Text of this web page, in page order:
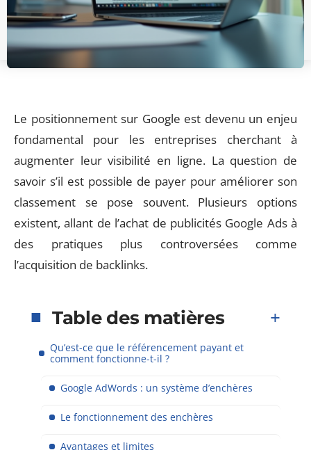
Le positionnement sur Google est devenu un enjeu
fondamental pour les entreprises cherchant à
augmenter leur visibilité en ligne. La question de
savoir s’il est possible de payer pour améliorer son
classement se pose souvent. Plusieurs options
existent, allant de l’achat de publicités Google Ads à
des pratiques plus controversées comme
l’acquisition de backlinks.
Table des matières
Qu’est-ce que le référencement payant et
comment fonctionne-t-il ?
Google AdWords : un système d’enchères
Le fonctionnement des enchères
Avantages et limites